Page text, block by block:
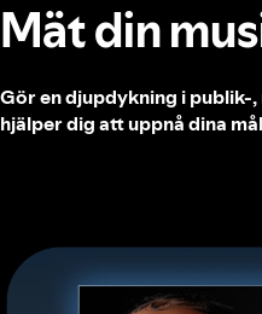
Mät din
Gör en djupdykning i
hjälper dig att uppnå dina